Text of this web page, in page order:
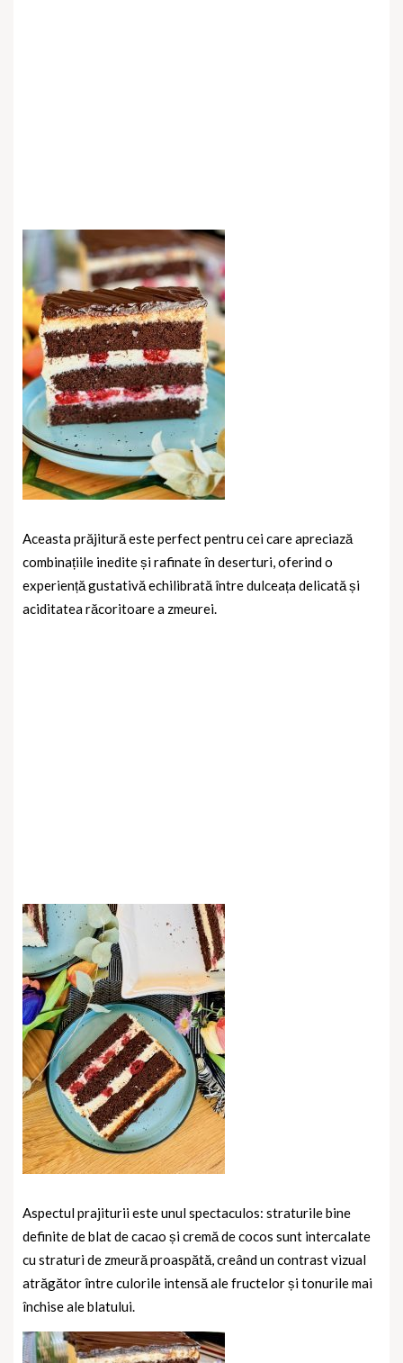
Aceasta prăjitură este perfect pentru cei care apreciază
combinațiile inedite și rafinate în deserturi, oferind o
experiență gustativă echilibrată între dulceața delicată și
aciditatea răcoritoare a zmeurei.
Aspectul prajiturii este unul spectaculos: straturile bine
definite de blat de cacao și cremă de cocos sunt intercalate
cu straturi de zmeură proaspătă, creând un contrast vizual
atrăgător între culorile intensă ale fructelor și tonurile mai
închise ale blatului.